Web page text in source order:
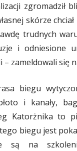
zgromadził
skórze
trudnych
i odniesione
zameldowali się
biegu
i kanały,
Katorżnika to
tego biegu jest
są na